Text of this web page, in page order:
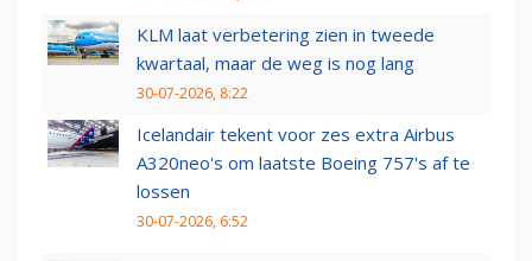
KLM laat verbetering zien in tweede
kwartaal, maar de weg is nog lang
30-07-2026, 8:22
Icelandair tekent voor zes extra Airbus
A320neo's om laatste Boeing 757's af te
lossen
30-07-2026, 6:52